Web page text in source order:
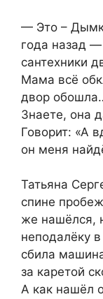
— Это –
года назад —
сантехники
Мама всё
двор
Знаете, она
Говорит: «А
он меня
Татьяна
спине
же нашёлся,
неподалёку
сбила
за каретой
А как нашёл